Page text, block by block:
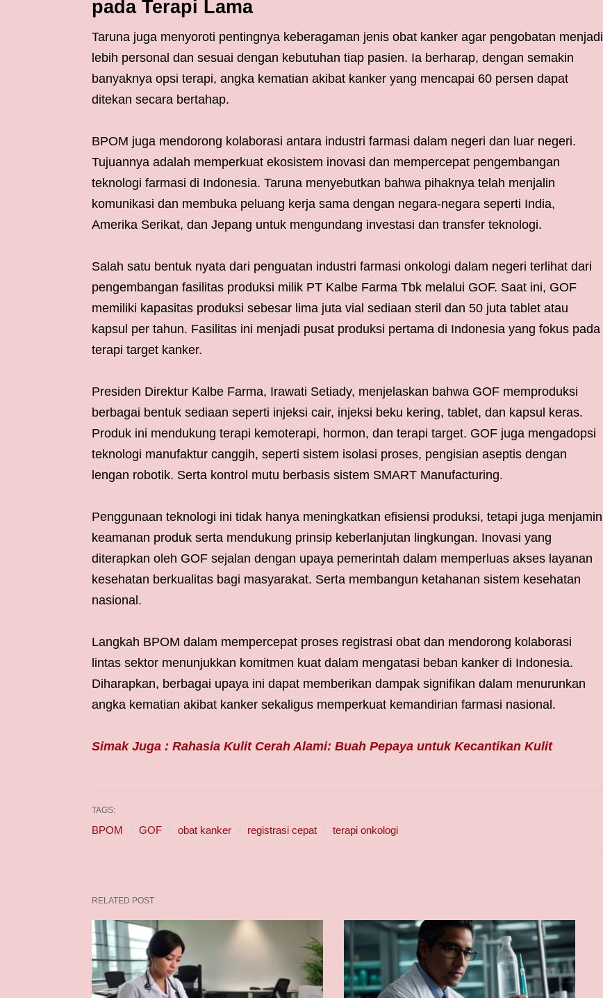
pada Terapi Lama
Taruna juga menyoroti pentingnya keberagaman jenis obat kanker agar pengobatan menjadi
lebih personal dan sesuai dengan kebutuhan tiap pasien. Ia berharap, dengan semakin
banyaknya opsi terapi, angka kematian akibat kanker yang mencapai 60 persen dapat
ditekan secara bertahap.
BPOM juga mendorong kolaborasi antara industri farmasi dalam negeri dan luar negeri.
Tujuannya adalah memperkuat ekosistem inovasi dan mempercepat pengembangan
teknologi farmasi di Indonesia. Taruna menyebutkan bahwa pihaknya telah menjalin
komunikasi dan membuka peluang kerja sama dengan negara-negara seperti India,
Amerika Serikat, dan Jepang untuk mengundang investasi dan transfer teknologi.
Salah satu bentuk nyata dari penguatan industri farmasi onkologi dalam negeri terlihat dari
pengembangan fasilitas produksi milik PT Kalbe Farma Tbk melalui GOF. Saat ini, GOF
memiliki kapasitas produksi sebesar lima juta vial sediaan steril dan 50 juta tablet atau
kapsul per tahun. Fasilitas ini menjadi pusat produksi pertama di Indonesia yang fokus pada
terapi target kanker.
Presiden Direktur Kalbe Farma, Irawati Setiady, menjelaskan bahwa GOF memproduksi
berbagai bentuk sediaan seperti injeksi cair, injeksi beku kering, tablet, dan kapsul keras.
Produk ini mendukung terapi kemoterapi, hormon, dan terapi target. GOF juga mengadopsi
teknologi manufaktur canggih, seperti sistem isolasi proses, pengisian aseptis dengan
lengan robotik. Serta kontrol mutu berbasis sistem SMART Manufacturing.
Penggunaan teknologi ini tidak hanya meningkatkan efisiensi produksi, tetapi juga menjamin
keamanan produk serta mendukung prinsip keberlanjutan lingkungan. Inovasi yang
diterapkan oleh GOF sejalan dengan upaya pemerintah dalam memperluas akses layanan
kesehatan berkualitas bagi masyarakat. Serta membangun ketahanan sistem kesehatan
nasional.
Langkah BPOM dalam mempercepat proses registrasi obat dan mendorong kolaborasi
lintas sektor menunjukkan komitmen kuat dalam mengatasi beban kanker di Indonesia.
Diharapkan, berbagai upaya ini dapat memberikan dampak signifikan dalam menurunkan
angka kematian akibat kanker sekaligus memperkuat kemandirian farmasi nasional.
Simak Juga : Rahasia Kulit Cerah Alami: Buah Pepaya untuk Kecantikan Kulit
TAGS:
BPOM GOF obat kanker registrasi cepat terapi onkologi
RELATED POST